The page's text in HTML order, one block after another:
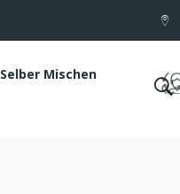
Selber Mischen